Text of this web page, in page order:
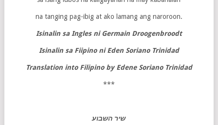
na tanging pag-ibig at ako lamang ang naroroon.
Isinalin sa Ingles ni Germain Droogenbroodt
Isinalin sa Fiipino ni Eden Soriano Trinidad
Translation into Filipino by Edene Soriano Trinidad
***
שיר השבוע